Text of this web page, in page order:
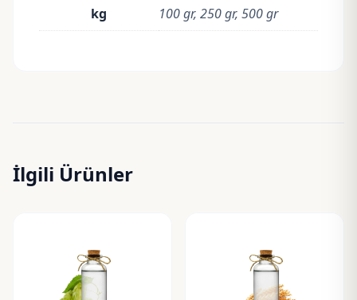
kg 100 gr, 250 gr, 500 gr
İlgili Ürünler